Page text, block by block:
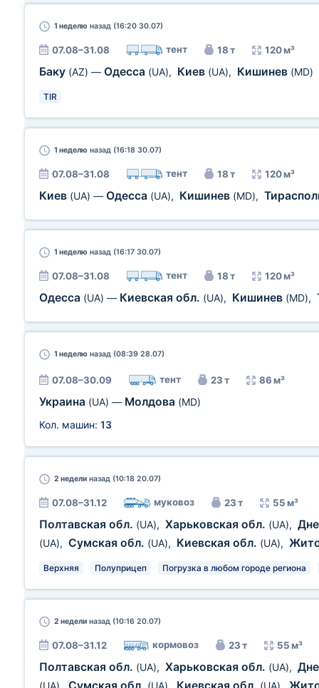
1 неделю назад (16:20 30.07)
07.08–31.08 тент 18 т 120 м³
Баку (AZ) — Одесса (UA), Киев (UA), Кишинев (MD)
TIR
1 неделю назад (16:18 30.07)
07.08–31.08 тент 18 т 120 м³
Киев (UA) — Одесса (UA), Кишинев (MD),
1 неделю назад (16:17 30.07)
07.08–31.08 тент 18 т 120 м³
Одесса (UA) — Киевская обл. (UA), Кишинев (MD),
1 неделю назад (08:39 28.07)
07.08–30.09 тент 23 т 86 м³
Украина (UA) — Молдова (MD)
Кол. машин: 13
2 недели назад (10:18 20.07)
07.08–31.12 муковоз 23 т 55 м³
Полтавская обл. (UA), Харьковская обл. (UA),
(UA), Сумская обл. (UA), Киевская обл. (UA),
Верхняя Полуприцеп Погрузка в любом городе региона
2 недели назад (10:16 20.07)
07.08–31.12 кормовоз 23 т 55 м³
Полтавская обл. (UA), Харьковская обл. (UA),
(UA) (UA) (UA)